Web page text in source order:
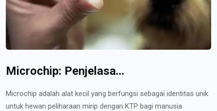
Microchip: Penjelasa...
Microchip adalah alat kecil yang berfungsi sebagai identitas unik
untuk hewan peliharaan mirip dengan KTP bagi manusia